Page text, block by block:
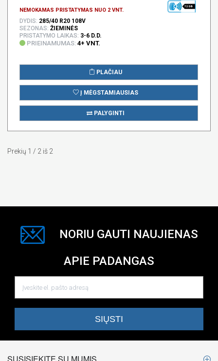
NEMOKAMAS PRISTATYMAS NUO 2 VNT.
72 DB
DYDIS: 285/40 R20 108V
SEZONAS: ŽIEMINĖS
PRISTATYMO LAIKAS: 3-6 D.D.
PRIEINAMUMAS: 4+ VNT.
PLAČIAU
Į MĖGSTAMIAUSIAS
PALYGINTI
Prekių 1 / 2 iš 2
NORIU GAUTI NAUJIENAS
APIE PADANGAS
SUSISIEKITE SU MUMIS